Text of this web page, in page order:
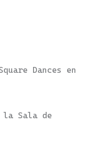
Dances en
la Sala de